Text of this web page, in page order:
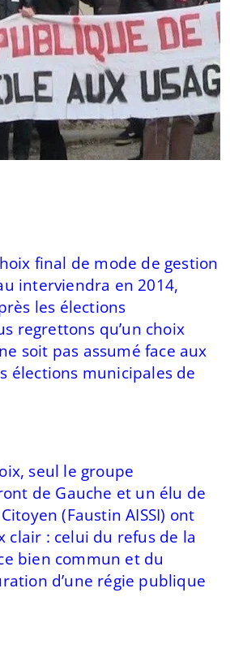
final de mode de gestion
interviendra en 2014,
les élections
regrettons qu’un choix
soit pas assumé face aux
élections municipales de
seul le groupe
de Gauche et un élu de
(Faustin AISSI) ont
clair : celui du refus de la
bien commun et du
d’une régie publique